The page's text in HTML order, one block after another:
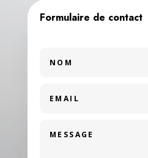
Formulaire de contact